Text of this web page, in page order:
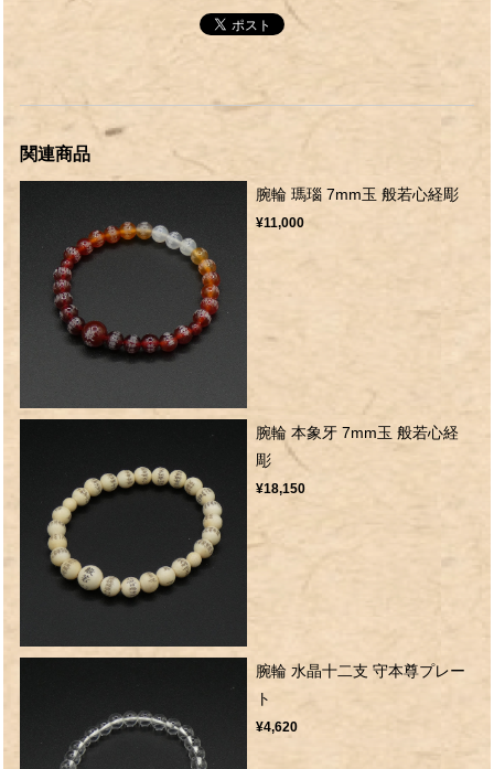
関連商品
腕輪 瑪瑙 7mm玉 般若心経彫
¥11,000
腕輪 本象牙 7mm玉 般若心経
彫
¥18,150
腕輪 水晶十二支 守本尊プレー
ト
¥4,620